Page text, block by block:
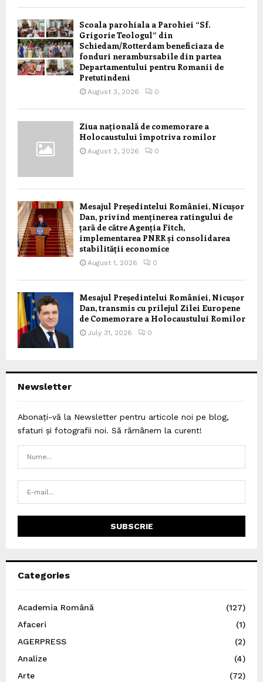
Scoala parohiala a Parohiei “Sf.
Grigorie Teologul” din
Schiedam/Rotterdam beneficiaza de
fonduri nerambursabile din partea
Departamentului pentru Romanii de
Pretutindeni
August 3, 2026 0
Ziua națională de comemorare a
Holocaustului împotriva romilor
August 2, 2026 0
Mesajul Președintelui României, Nicușor
Dan, privind menținerea ratingului de
țară de către Agenția Fitch,
implementarea PNRR și consolidarea
stabilității economice
August 1, 2026 0
Mesajul Președintelui României, Nicușor
Dan, transmis cu prilejul Zilei Europene
de Comemorare a Holocaustului Romilor
July 31, 2026 0
Newsletter
Abonați-vă la Newsletter pentru articole noi pe blog,
sfaturi și fotografii noi. Să rămânem la curent!
Categories
Academia Română
(127)
Afaceri
(1)
AGERPRESS
(2)
Analize
(4)
Arte
(72)